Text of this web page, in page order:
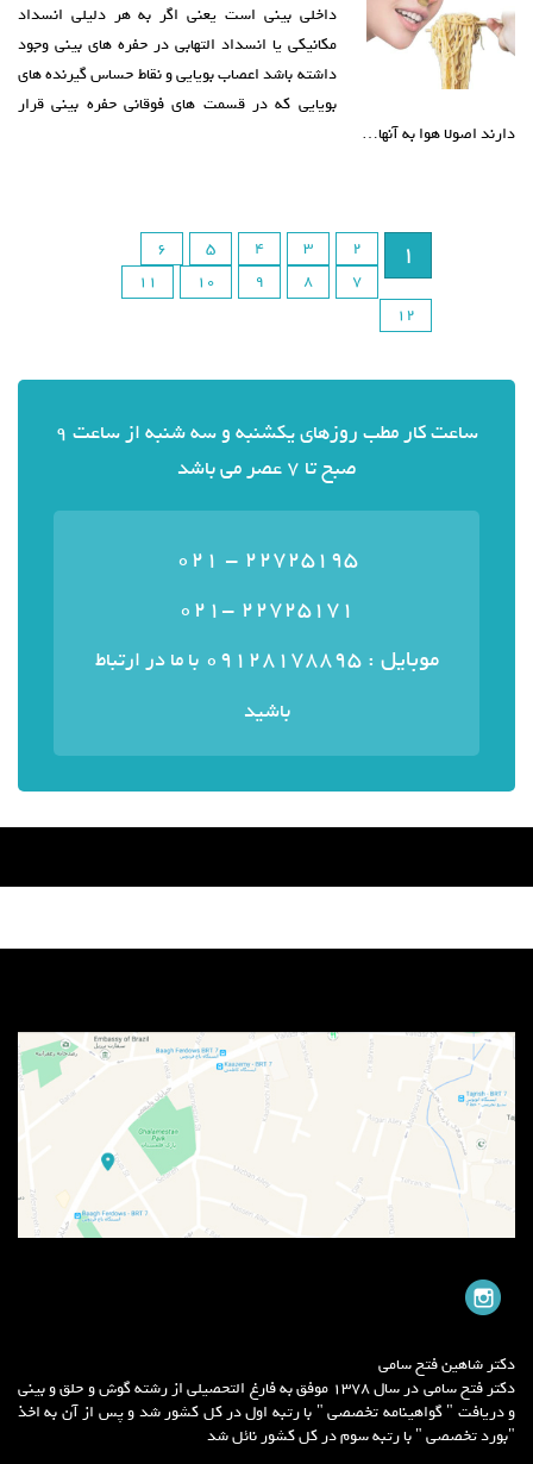
داخلی بینی است یعنی اگر به هر دلیلی انسداد
مکانیکی یا انسداد التهابی در حفره های بینی وجود
داشته باشد اعصاب بویایی و نقاط حساس گیرنده های
بویایی که در قسمت های فوقانی حفره بینی قرار
دارند اصولا هوا به آنها…
1
2
3
4
5
6
7
8
9
10
11
12
ساعت کار مطب روزهای یکشنبه و سه شنبه از ساعت 9
صبح تا 7 عصر می باشد
22725195 - 021
22725171 -021
موبایل : ۰۹۱۲۸۱۷۸۸۹۵
با ما در ارتباط
باشید
دکتر شاهین فتح سامی
دکتر فتح سامی در سال 1378 موفق به فارغ التحصیلی از رشته گوش و حلق و بینی
و دریافت " گواهینامه تخصصی " با رتبه اول در کل کشور شد و پس از آن به اخذ
"بورد تخصصی " با رتبه سوم در کل کشور نائل شد